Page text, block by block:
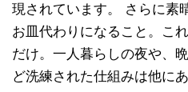
現されています。 さらに素
お皿代わりになること。こ
だけ。一人暮らしの夜や、
ど洗練された仕組みは他にあ